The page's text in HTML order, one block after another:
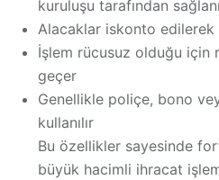
kuruluşu tarafından
Alacaklar iskonto edilerek
İşlem rücusuz olduğu için
geçer
Genellikle poliçe, bono
kullanılır
Bu özellikler sayesinde
büyük hacimli ihracat